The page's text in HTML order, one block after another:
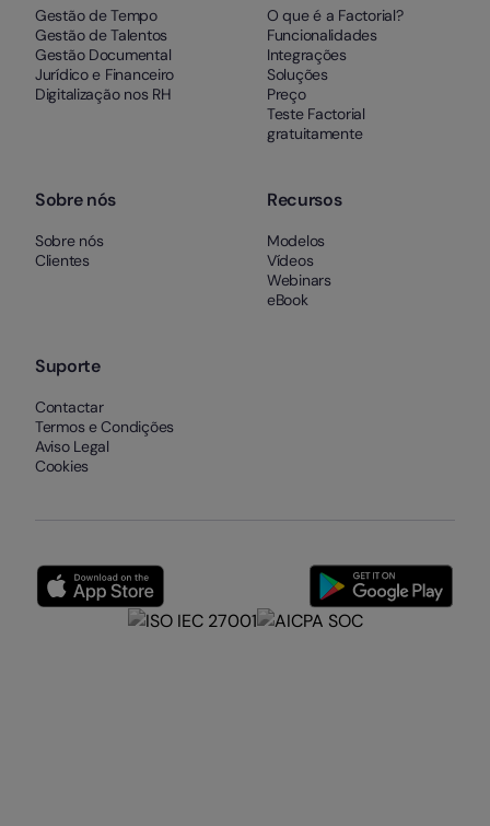
Gestão de Tempo
Gestão de Talentos
Gestão Documental
Jurídico e Financeiro
Digitalização nos RH
O que é a Factorial?
Funcionalidades
Integrações
Soluções
Preço
Teste Factorial
gratuitamente
Sobre nós
Sobre nós
Clientes
Recursos
Modelos
Vídeos
Webinars
eBook
Suporte
Contactar
Termos e Condições
Aviso Legal
Cookies